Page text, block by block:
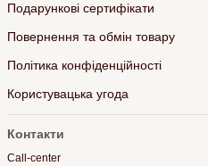
Подарункові сертифікати
Повернення та обмін товару
Політика конфіденційності
Користувацька угода
Контакти
Call-center